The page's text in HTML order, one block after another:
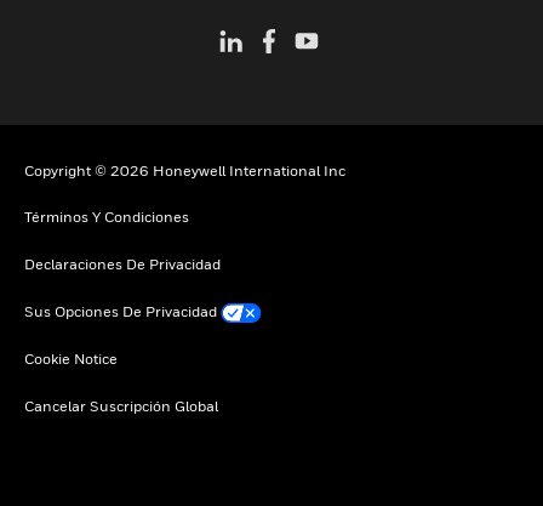
Copyright © 2026 Honeywell International Inc
Términos Y Condiciones
Declaraciones De Privacidad
Sus Opciones De Privacidad
Cookie Notice
Cancelar Suscripción Global